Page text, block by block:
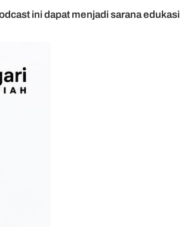
ini dapat menjadi sarana edukasi